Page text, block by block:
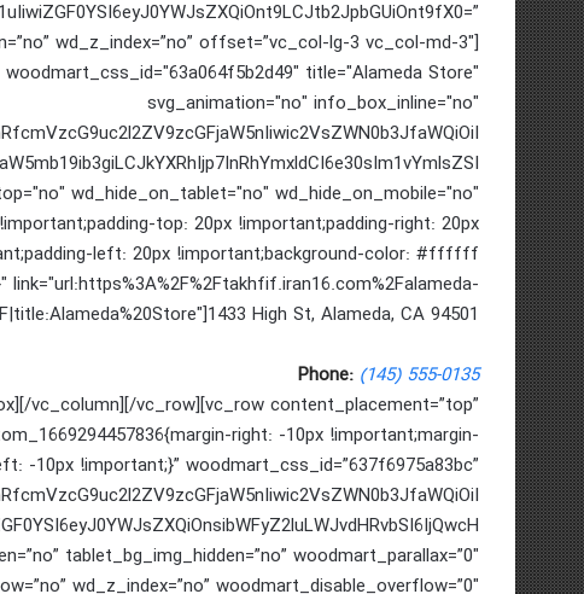
wd_z_index=”no” offset=”vc_col-lg-3 vc_col-md-3″]
title="Alameda Store"
svg_animation="no" info_box_inline="no"
wd_hide_on_tablet="no" wd_hide_on_mobile="no"
top: 20px !important;padding-right: 20px
left: 20px !important;background-color: #ffffff
High St, Alameda, CA 94501
Phone: (145) 555-0135
vc_column][/vc_row][vc_row content_placement=”top”
right: -10px !important;margin-
-10px !important;}” woodmart_css_id=”637f6975a83bc”
tablet_bg_img_hidden=”no” woodmart_parallax=”0″
wd_z_index=”no” woodmart_disable_overflow=”0″